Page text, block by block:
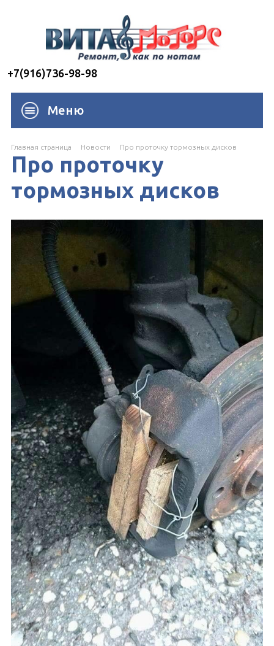
+7(916)736-98-98
Меню
Главная страница Новости Про проточку тормозных дисков
Про проточку
тормозных дисков